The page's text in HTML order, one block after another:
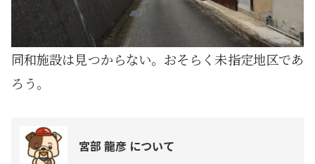
同和施設は見つからない。おそらく未指定地区であ
ろう。
宮部 龍彦 について